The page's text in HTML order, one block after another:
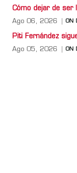
Cómo dejar de ser
Ago 06, 2026 ON
Piti Fernández
Ago 05, 2026 ON